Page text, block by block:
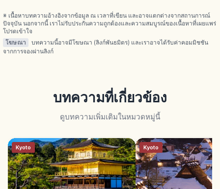
※ เนื้อหาบทความอ้างอิงจากข้อมูล ณ เวลาที่เขียน และอาจแตกต่างจากสถานการณ์
ปัจจุบัน นอกจากนี้ เราไม่รับประกันความถูกต้องและความสมบูรณ์ของเนื้อหาที่เผยแพร่
โปรดเข้าใจ
โฆษณา
บทความนี้อาจมีโฆษณา (ลิงก์พันธมิตร) และเราอาจได้รับค่าคอมมิชชัน
จากการจองผ่านลิงก์
บทความที่เกี่ยวข้อง
ดูบทความเพิ่มเติมในหมวดหมู่นี้
Kyoto Kyoto